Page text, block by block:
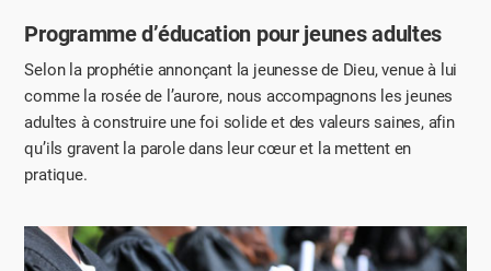
Programme d’éducation pour jeunes adultes
Selon la prophétie annonçant la jeunesse de Dieu, venue à lui
comme la rosée de l’aurore, nous accompagnons les jeunes
adultes à construire une foi solide et des valeurs saines, afin
qu’ils gravent la parole dans leur cœur et la mettent en
pratique.